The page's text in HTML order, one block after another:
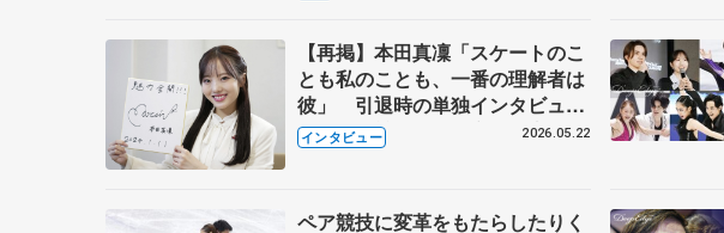
【再掲】本田真凜「スケートのこ
とも私のことも、一番の理解者は
彼」 引退時の単独インタビュー
で語った競技人生や家族、恋人、
これからの夢…
インタビュー 2026.05.22
ペア競技に変革をもたらしたりく